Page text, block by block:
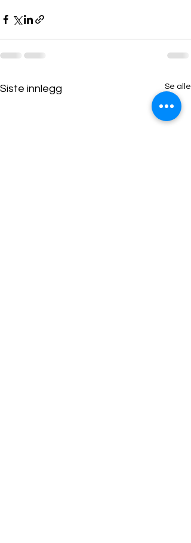
Siste innlegg Se alle